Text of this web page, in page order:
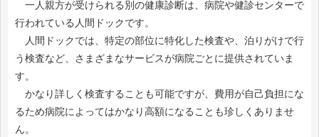
一人親方が受けられる別の健康診断は、病院や健診センターで
行われている人間ドックです。
人間ドックでは、特定の部位に特化した検査や、泊りがけで行
う検査など、さまざまなサービスが病院ごとに提供されていま
す。
かなり詳しく検査することも可能ですが、費用が自己負担にな
るため病院によってはかなり高額になることも珍しくありませ
ん。